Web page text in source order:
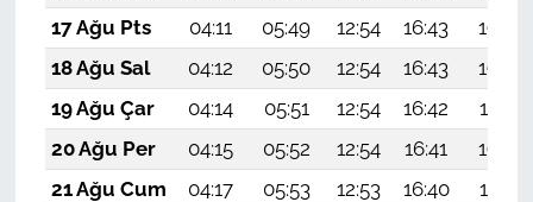
17 Ağu Pts
04:11 05:49 12:54 16:43
19:50
18 Ağu Sal
04:12 05:50 12:54 16:43
19:49
19 Ağu Çar
04:14 05:51 12:54 16:42
19:47
20 Ağu Per
04:15 05:52 12:54 16:41
19:46
21 Ağu Cum
04:17 05:53 12:53 16:40
19:44